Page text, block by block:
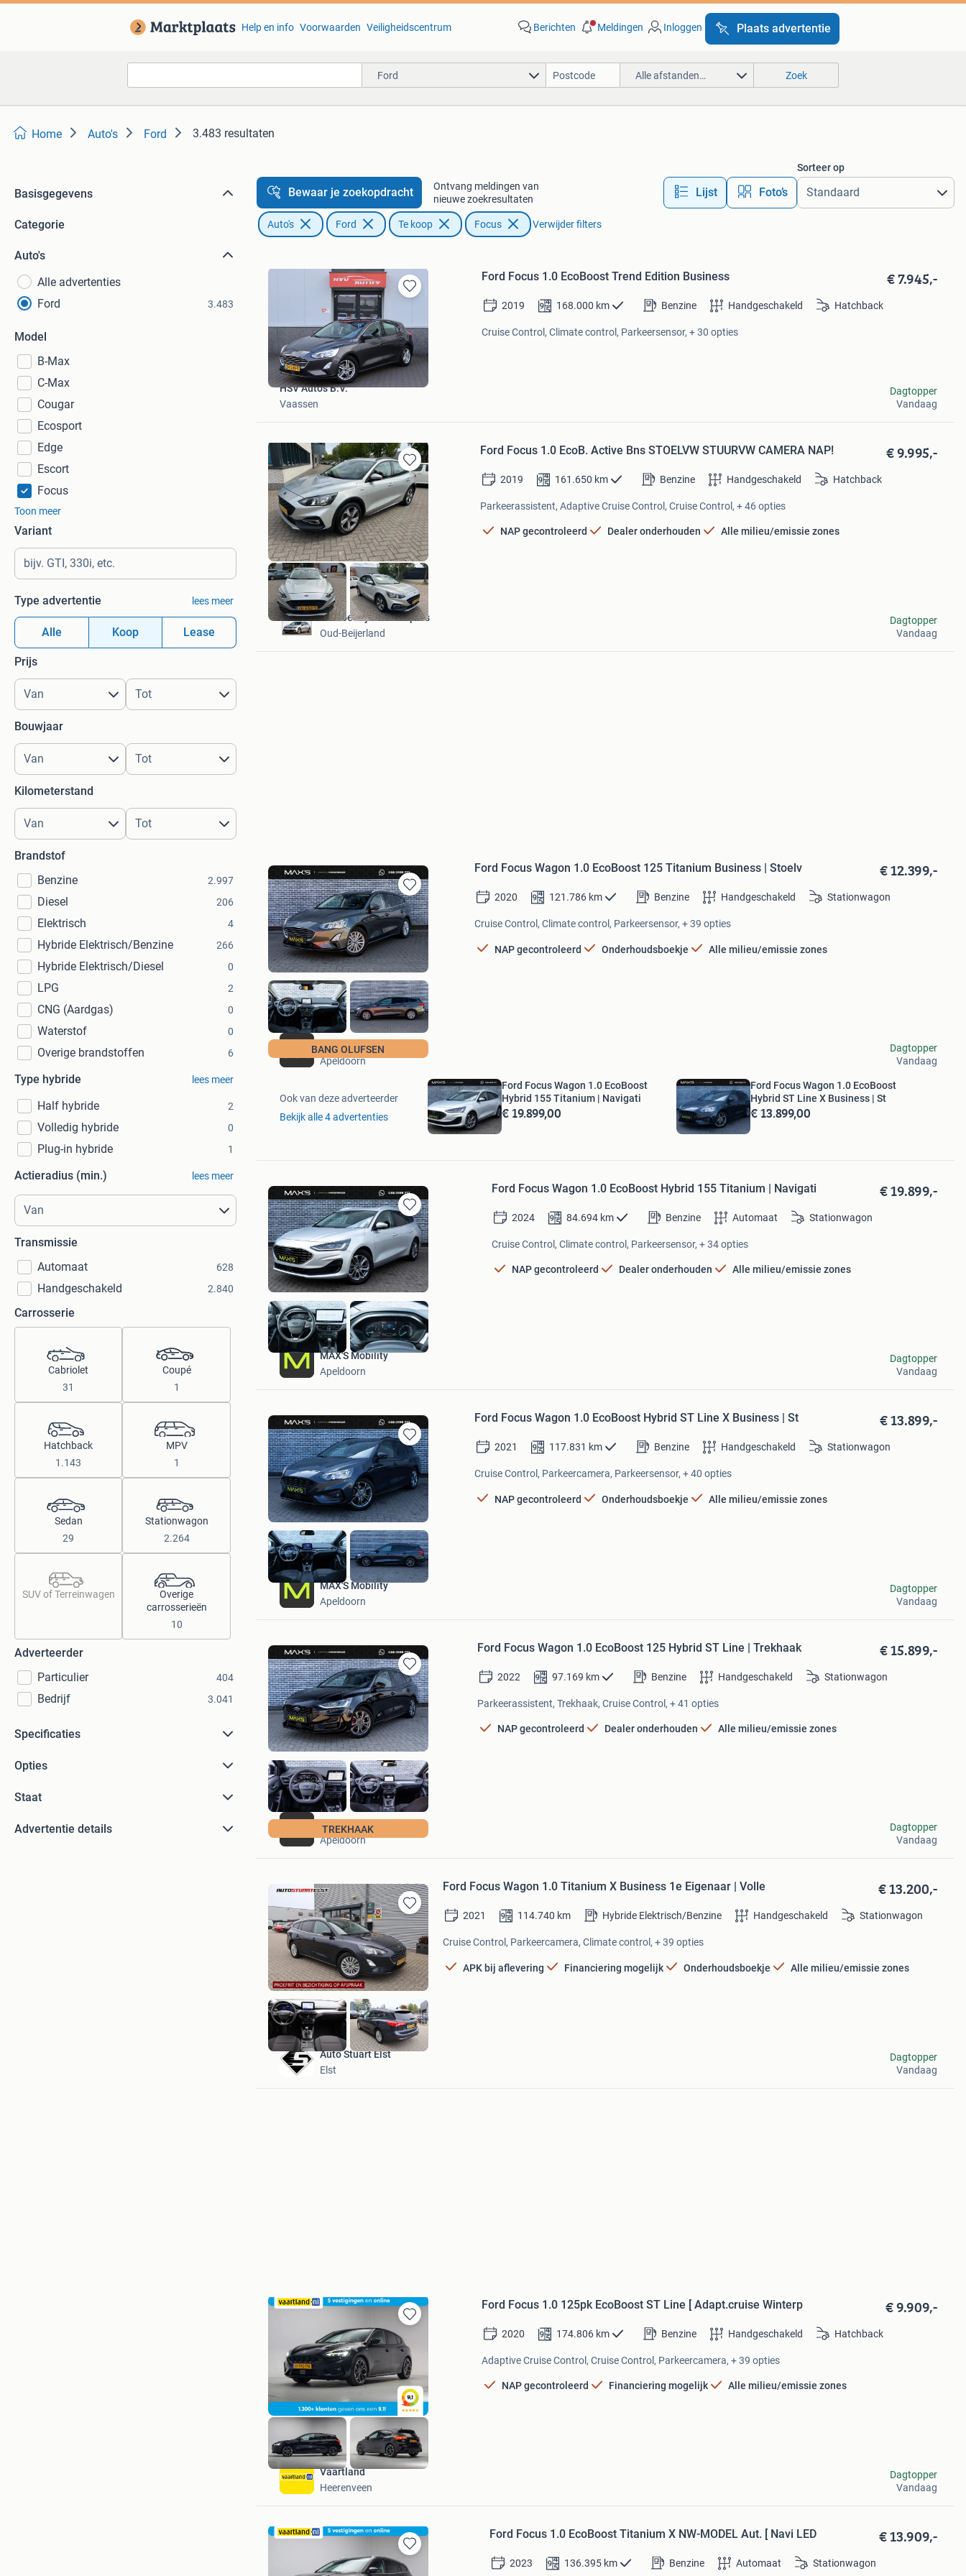
Help en info Voorwaarden Veiligheidscentrum Berichten Meldingen Inloggen Plaats advertentie
Ford Alle afstanden… Zoek
Home Auto's Ford 3.483 resultaten
Basisgegevens
Categorie
Auto's
Alle advertenties
Ford
3.483
Model
B-Max
C-Max
Cougar
Ecosport
Edge
Escort
Focus
Toon meer
Variant
Type advertentie lees meer
Alle Koop Lease
Prijs
Bouwjaar
Kilometerstand
Brandstof
Benzine
2.997
Diesel 206
Elektrisch 4
Hybride Elektrisch/Benzine 266
Hybride Elektrisch/Diesel 0
LPG 2
CNG (Aardgas) 0
Waterstof 0
Overige brandstoffen 6
Type hybride lees meer
Half hybride 2
Volledig hybride 0
Plug-in hybride 1
Actieradius (min.) lees meer
Transmissie
Automaat
628
Handgeschakeld 2.840
Carrosserie
Cabriolet
31
Coupé
1
Hatchback
1.143
MPV
1
Sedan
29
Stationwagon
2.264
SUV of Terreinwagen
Overige
carrosserieën
10
Adverteerder
Particulier
404
Bedrijf 3.041
Specificaties
Opties
Staat
Advertentie details
Bewaar je zoekopdracht
Ontvang meldingen van
nieuwe zoekresultaten
Lijst Foto’s
Sorteer op
Auto's Ford Te koop Focus Verwijder filters
Bewaren
Mijn
Favorieten
Ford Focus 1.0 EcoBoost Trend Edition Business € 7.945,-
2019 168.000 km Benzine Handgeschakeld Hatchback
Cruise Control, Climate control, Parkeersensor, + 30 opties
HSV Auto's B.V.
Vaassen
Dagtopper
Vandaag
Bewaren
in
Mijn
Favorieten
Ford Focus 1.0 EcoB. Active Bns STOELVW STUURVW CAMERA NAP! € 9.995,-
2019 161.650 km Benzine Handgeschakeld Hatchback
Parkeerassistent, Adaptive Cruise Control, Cruise Control, + 46 opties
NAP gecontroleerd Dealer onderhouden Alle milieu/emissie zones
Autobedrijf Jan Jaspers
Oud-Beijerland
Dagtopper
Vandaag
Bewaren
in
Mijn
Favorieten
BANG OLUFSEN
Ford Focus Wagon 1.0 EcoBoost 125 Titanium Business | Stoelv € 12.399,-
2020 121.786 km Benzine Handgeschakeld Stationwagon
Cruise Control, Climate control, Parkeersensor, + 39 opties
NAP gecontroleerd Onderhoudsboekje Alle milieu/emissie zones
MAX'S Mobility
Apeldoorn
Dagtopper
Vandaag
Ook van deze adverteerder
Bekijk alle 4 advertenties
Ford Focus Wagon 1.0 EcoBoost
Hybrid 155 Titanium | Navigati
€ 19.899,00
Ford Focus Wagon 1.0 EcoBoost
Hybrid ST Line X Business | St
€ 13.899,00
Bewaren
in
Mijn
Favorieten
Ford Focus Wagon 1.0 EcoBoost Hybrid 155 Titanium | Navigati € 19.899,-
2024 84.694 km Benzine Automaat Stationwagon
Cruise Control, Climate control, Parkeersensor, + 34 opties
NAP gecontroleerd Dealer onderhouden Alle milieu/emissie zones
MAX'S Mobility
Apeldoorn
Dagtopper
Vandaag
Bewaren
in
Mijn
Favorieten
Ford Focus Wagon 1.0 EcoBoost Hybrid ST Line X Business | St € 13.899,-
2021 117.831 km Benzine Handgeschakeld Stationwagon
Cruise Control, Parkeercamera, Parkeersensor, + 40 opties
NAP gecontroleerd Onderhoudsboekje Alle milieu/emissie zones
MAX'S Mobility
Apeldoorn
Dagtopper
Vandaag
Bewaren
in
Mijn
Favorieten
TREKHAAK
Ford Focus Wagon 1.0 EcoBoost 125 Hybrid ST Line | Trekhaak € 15.899,-
2022 97.169 km Benzine Handgeschakeld Stationwagon
Parkeerassistent, Trekhaak, Cruise Control, + 41 opties
NAP gecontroleerd Dealer onderhouden Alle milieu/emissie zones
MAX'S Mobility
Apeldoorn
Dagtopper
Vandaag
Bewaren
in
Mijn
Favorieten
Ford Focus Wagon 1.0 Titanium X Business 1e Eigenaar | Volle € 13.200,-
2021 114.740 km Hybride Elektrisch/Benzine Handgeschakeld Stationwagon
Cruise Control, Parkeercamera, Climate control, + 39 opties
APK bij aflevering Financiering mogelijk Onderhoudsboekje Alle milieu/emissie zones
Auto Stuart Elst
Elst
Dagtopper
Vandaag
Bewaren
in
Mijn
Favorieten
Ford Focus 1.0 125pk EcoBoost ST Line [ Adapt.cruise Winterp € 9.909,-
2020 174.806 km Benzine Handgeschakeld Hatchback
Adaptive Cruise Control, Cruise Control, Parkeercamera, + 39 opties
NAP gecontroleerd Financiering mogelijk Alle milieu/emissie zones
Vaartland
Heerenveen
Dagtopper
Vandaag
Bewaren
in
Ford Focus 1.0 EcoBoost Titanium X NW-MODEL Aut. [ Navi LED € 13.909,-
2023 136.395 km Benzine Automaat Stationwagon